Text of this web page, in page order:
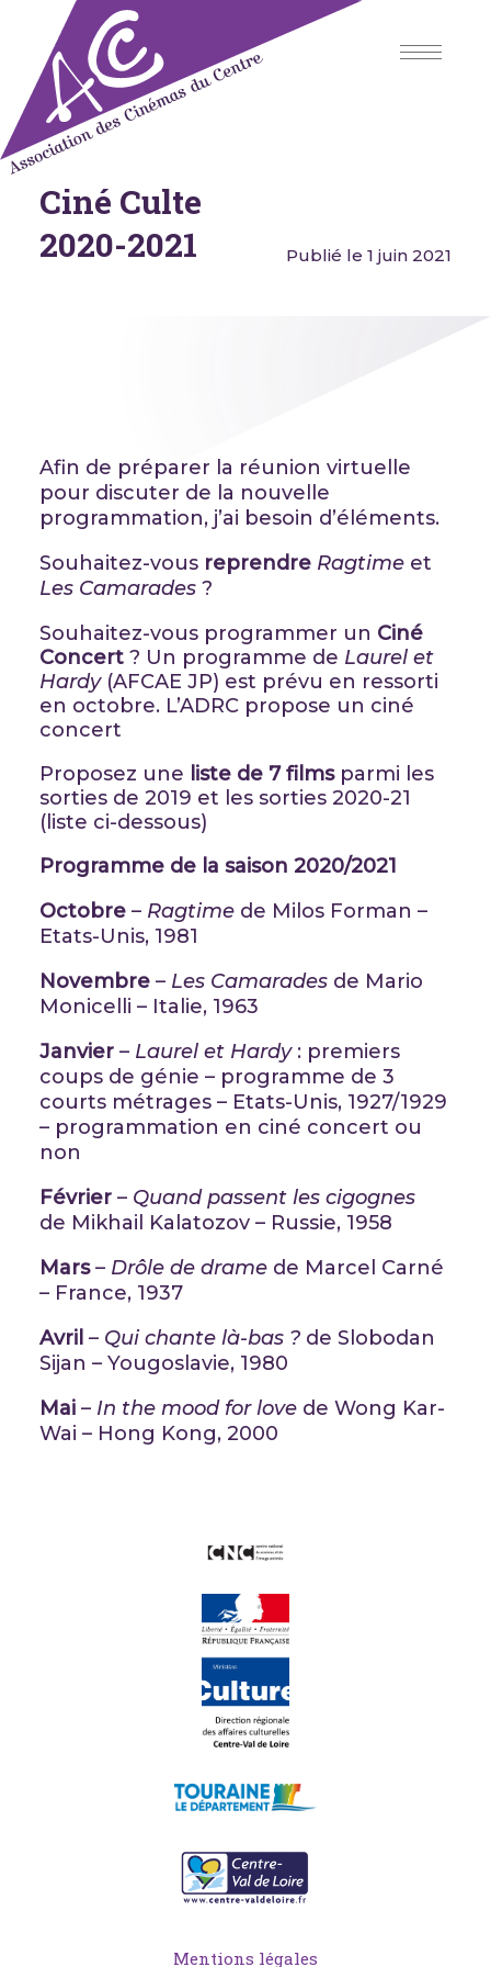
content
Association des Cinémas du
Centre
Ciné Culte
2020-2021
Publié le 1 juin 2021
Afin de préparer la réunion virtuelle
pour discuter de la nouvelle
programmation, j’ai besoin d’éléments.
Souhaitez-vous reprendre Ragtime et
Les Camarades ?
Souhaitez-vous programmer un Ciné
Concert ? Un programme de Laurel et
Hardy(AFCAE JP) est prévu en ressorti
en octobre. L’ADRC propose un ciné
concert
Proposez une liste de 7 filmsparmi les
sorties de 2019 et les sorties 2020-21
(liste ci-dessous)
Programme de la saison 2020/2021
Octobre – Ragtime de Milos Forman –
Etats-Unis, 1981
Novembre – Les Camarades de Mario
Monicelli – Italie, 1963
Janvier – Laurel et Hardy: premiers
coups de génie – programme de 3
courts métrages – Etats-Unis, 1927/1929
– programmation en ciné concert ou
non
Février – Quand passent les cigognes
de Mikhail Kalatozov – Russie, 1958
Mars– Drôle de drame de Marcel Carné
– France, 1937
Avril – Qui chante là-bas ? de Slobodan
Sijan – Yougoslavie, 1980
Mai – In the mood for love de Wong Kar-
Wai – Hong Kong, 2000
Mentions légales